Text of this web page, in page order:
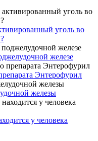
уголь во
железе
Энтерофурил
железы
у человека